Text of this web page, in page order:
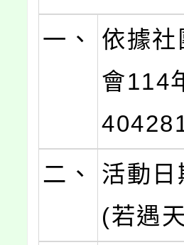
一、
依據
會114
二、
活動
(若遇